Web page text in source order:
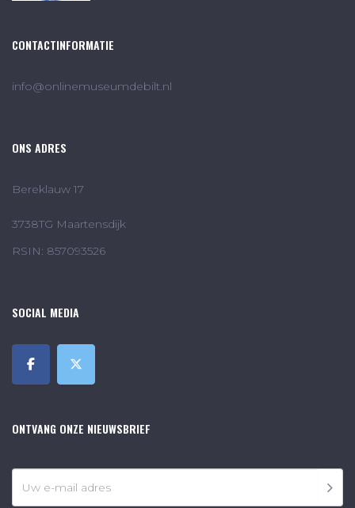
CONTACTINFORMATIE
info@onlinemuseumdebilt.nl
ONS ADRES
Bereklauw 17
3738TG Maartensdijk
RSIN: 857093526
SOCIAL MEDIA
ONTVANG ONZE NIEUWSBRIEF